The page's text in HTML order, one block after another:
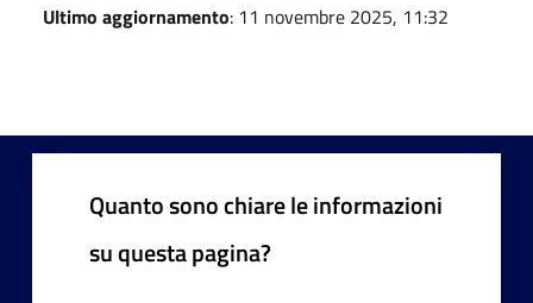
Ultimo aggiornamento: 11 novembre 2025, 11:32
Quanto sono chiare le informazioni
su questa pagina?